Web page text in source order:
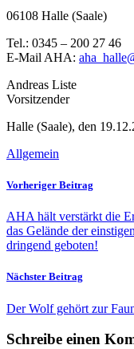
06108 Halle (Saale)
Tel.: 0345 – 200 27 46
E-Mail AHA:
Andreas Liste
Vorsitzender
Halle (Saale), den
Allgemein
Vorheriger Beitrag
AHA hält verstärkt die
das Gelände der
dringend geboten!
Nächster Beitrag
Der Wolf gehört zur
Schreibe einen